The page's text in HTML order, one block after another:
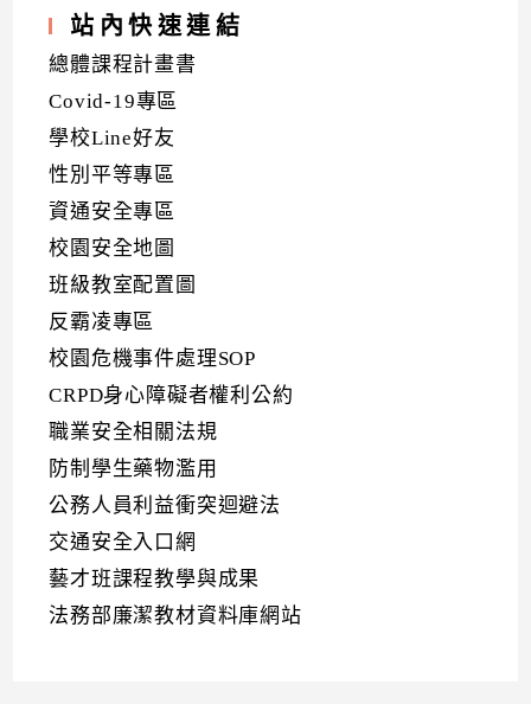
站內快速連結
總體課程計畫書
Covid-19專區
學校Line好友
性別平等專區
資通安全專區
校園安全地圖
班級教室配置圖
反霸凌專區
校園危機事件處理SOP
CRPD身心障礙者權利公約
職業安全相關法規
防制學生藥物濫用
公務人員利益衝突迴避法
交通安全入口網
藝才班課程教學與成果
法務部廉潔教材資料庫網站